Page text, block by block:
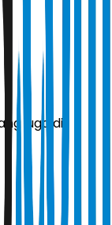
juga di